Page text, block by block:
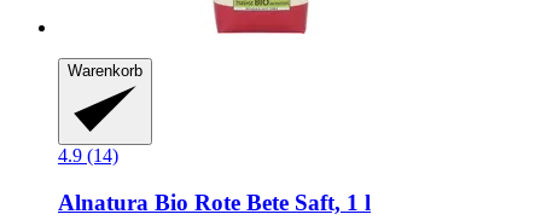
Warenkorb
4.9 (14)
Alnatura Bio Rote Bete Saft, 1 l